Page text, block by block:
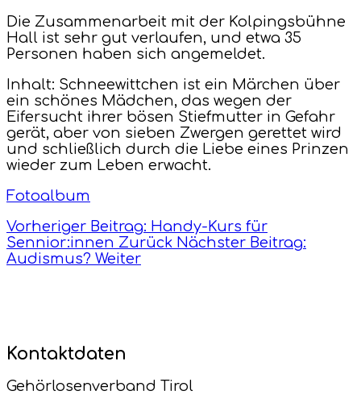
Die Zusammenarbeit mit der Kolpingsbühne
Hall ist sehr gut verlaufen, und etwa 35
Personen haben sich angemeldet.
Inhalt: Schneewittchen ist ein Märchen über
ein schönes Mädchen, das wegen der
Eifersucht ihrer bösen Stiefmutter in Gefahr
gerät, aber von sieben Zwergen gerettet wird
und schließlich durch die Liebe eines Prinzen
wieder zum Leben erwacht.
Fotoalbum
Vorheriger Beitrag: Handy-Kurs für
Sennior:innen Zurück Nächster Beitrag:
Audismus? Weiter
Kontaktdaten
Gehörlosenverband Tirol